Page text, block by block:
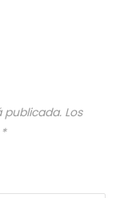
publicada. Los
*